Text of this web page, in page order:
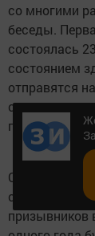
со многими
беседы.
состоялась
состоянием
отправятся
станут
попадут в
Отметим, в
служить
призывников